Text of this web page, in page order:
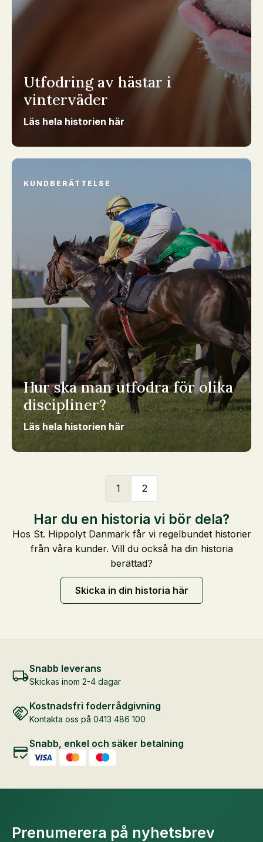
Utfodring av hästar i
vinterväder
Läs hela historien här
KUNDBERÄTTELSE
Hur ska man utfodra för olika
discipliner?
Läs hela historien här
1 2
Har du en historia vi bör dela?
Hos St. Hippolyt Danmark får vi regelbundet historier
från våra kunder. Vill du också ha din historia
berättad?
Skicka in din historia här
Snabb leverans
Skickas inom 2-4 dagar
Kostnadsfri foderrådgivning
Kontakta oss på 0413 486 100
Snabb, enkel och säker betalning
Prenumerera på nyhetsbrev